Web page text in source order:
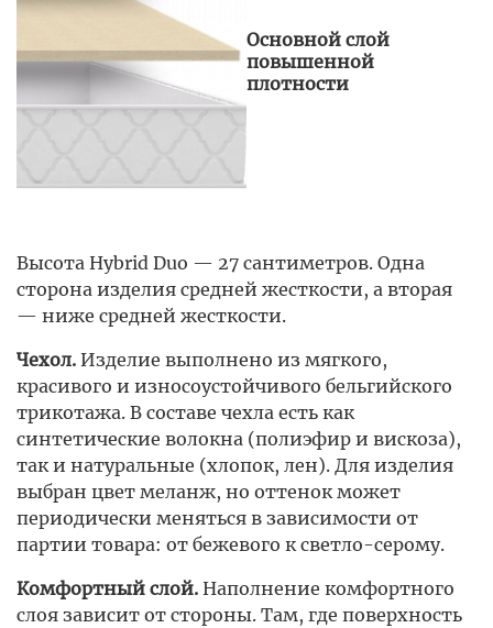
Основной слой
повышенной
плотности
Высота Hybrid Duo — 27 сантиметров. Одна
сторона изделия средней жесткости, а вторая
— ниже средней жесткости.
Чехол. Изделие выполнено из мягкого,
красивого и износоустойчивого бельгийского
трикотажа. В составе чехла есть как
синтетические волокна (полиэфир и вискоза),
так и натуральные (хлопок, лен). Для изделия
выбран цвет меланж, но оттенок может
периодически меняться в зависимости от
партии товара: от бежевого к светло-серому.
Комфортный слой. Наполнение комфортного
слоя зависит от стороны. Там, где поверхность